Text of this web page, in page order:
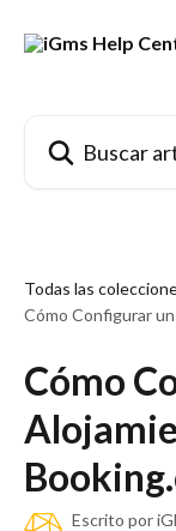
Todas las
Cómo Configurar
Cómo
Escrito por